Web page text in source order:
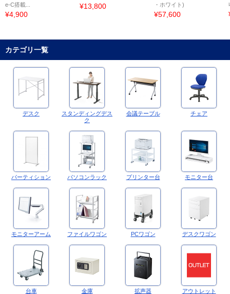
e-C搭載...
¥4,900
¥13,800
・ホワイト)
¥57,600
カテゴリ一覧
デスク
スタンディングデス
ク
会議テーブル チェア
パーティション パソコンラック プリンター台 モニター台
モニターアーム ファイルワゴン PCワゴン デスクワゴン
台車 金庫 拡声器 アウトレット